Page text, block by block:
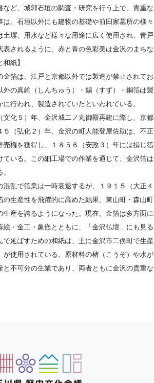
など、城郭石垣の調査・研究を行う上で、貴重
、石垣以外にも建物の基礎や前田家墓所の様
土塀、用水など様々な用途に広く使用され、青
表されるように、赤と青の色彩美は金沢のまちな
紙】
箔は、江戸と京都以外では製造が禁止されて
外の真鍮（しんちゅう）・錫（すず）・銅箔は
に行われ、製造されていたといわれている。
化５）年、金沢城二ノ丸御殿再建に際し、京
５（弘化２）年、金沢の町人能登屋佐助は、不
売権を獲得し、１８５６（安政３）年には損じ
ている。この細工場での作業を通じて、金沢箔
乱で箔業は一時衰退するが、１９１５（大正
の生産性を飛躍的に高めた結果、東山町・森山
生産を誇るようになった。現在、金箔は多方面
絵・金工・象嵌とともに、「金沢仏壇」にも見る
延ばすための和紙は、主に金沢市二俣町で生
が使用されている。原材料の楮（こうぞ）や水
と不可分の生業であり、両者ともに金沢の貴重な